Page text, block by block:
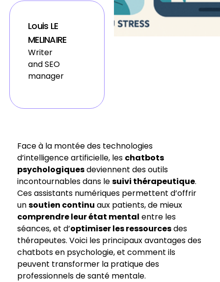
Louis LE
MELINAIRE
Writer
and SEO
manager
Face à la montée des technologies
d’intelligence artificielle, les chatbots
psychologiquesdeviennent des outils
incontournables dans lesuivi thérapeutique.
Ces assistants numériques permettent d’offrir
unsoutien continu aux patients, de mieux
comprendre leur état mental entre les
séances, et d’optimiser les ressourcesdes
thérapeutes. Voici les principaux avantages des
chatbots en psychologie, et comment ils
peuvent transformer la pratique des
professionnels de santé mentale.